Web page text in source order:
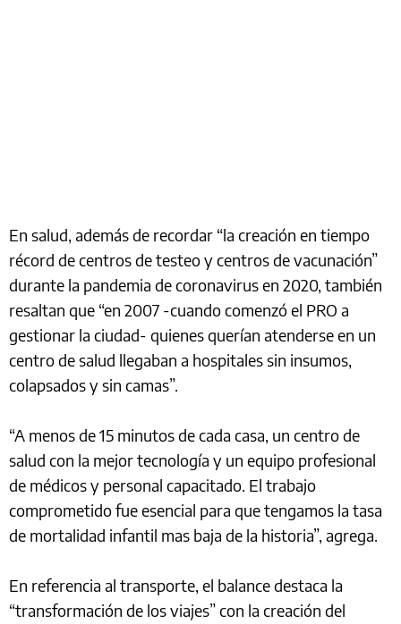
En salud, además de recordar “la creación en tiempo
récord de centros de testeo y centros de vacunación”
durante la pandemia de coronavirus en 2020, también
resaltan que “en 2007 -cuando comenzó el PRO a
gestionar la ciudad- quienes querían atenderse en un
centro de salud llegaban a hospitales sin insumos,
colapsados y sin camas”.
“A menos de 15 minutos de cada casa, un centro de
salud con la mejor tecnología y un equipo profesional
de médicos y personal capacitado. El trabajo
comprometido fue esencial para que tengamos la tasa
de mortalidad infantil mas baja de la historia”, agrega.
En referencia al transporte, el balance destaca la
“transformación de los viajes” con la creación del